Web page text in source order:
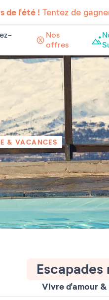
de l'été !Tentez de
Nos
offres
& VACANCES
Vivre d'amour